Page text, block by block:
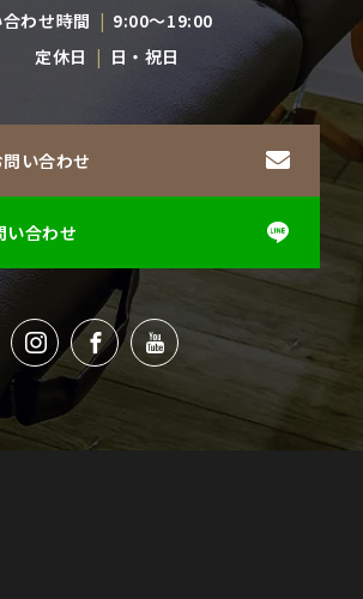
わせ時間
9:00〜19:00
定休日
日・祝日
い合わせ
い合わせ